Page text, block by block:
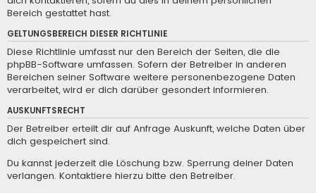
Bereich gestattet hast.
GELTUNGSBEREICH DIESER RICHTLINIE
Diese Richtlinie umfasst nur den Bereich der Seiten, die die
phpBB-Software umfassen. Sofern der Betreiber in anderen
Bereichen seiner Software weitere personenbezogene Daten
verarbeitet, wird er dich darüber gesondert informieren.
AUSKUNFTSRECHT
Der Betreiber erteilt dir auf Anfrage Auskunft, welche Daten über
dich gespeichert sind.
Du kannst jederzeit die Löschung bzw. Sperrung deiner Daten
verlangen. Kontaktiere hierzu bitte den Betreiber.